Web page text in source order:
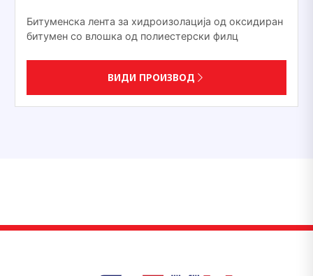
Битуменска лента за хидроизолација од оксидиран
битумен со влошка од полиестерски филц
ВИДИ ПРОИЗВОД